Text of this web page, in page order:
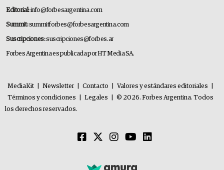
Editorial:info@forbesargentina.com
Summit:summitforbes@forbesargentina.com
Suscripciones:suscripciones@forbes.ar
Forbes Argentina es publicada por HT Media SA.
MediaKit Newsletter Contacto Valores y estándares editoriales
Términos y condiciones
Legales
© 2026. Forbes Argentina. Todos
los derechos reservados.